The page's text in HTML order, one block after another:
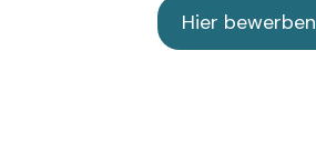
Hier bewerben